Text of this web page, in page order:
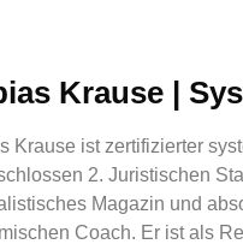
Krause |
Krause ist zertifizierter
2. Juristischen
Magazin und
Coach. Er ist als